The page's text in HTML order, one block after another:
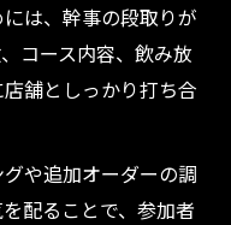
は、幹事の段取りが
コース内容、飲み放
舗としっかり打ち合
や追加オーダーの調
配ることで、参加者